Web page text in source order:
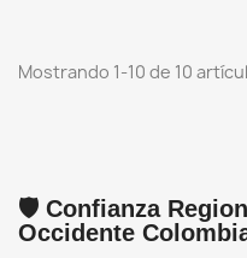
Mostrando 1-10 de 10
🛡️ Confianza
Occidente